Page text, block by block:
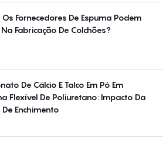
Fornecedores De Espuma Podem
Na Fabricação De Colchões?
De Cálcio E Talco Em Pó Em
Flexível De Poliuretano: Impacto Da
Enchimento